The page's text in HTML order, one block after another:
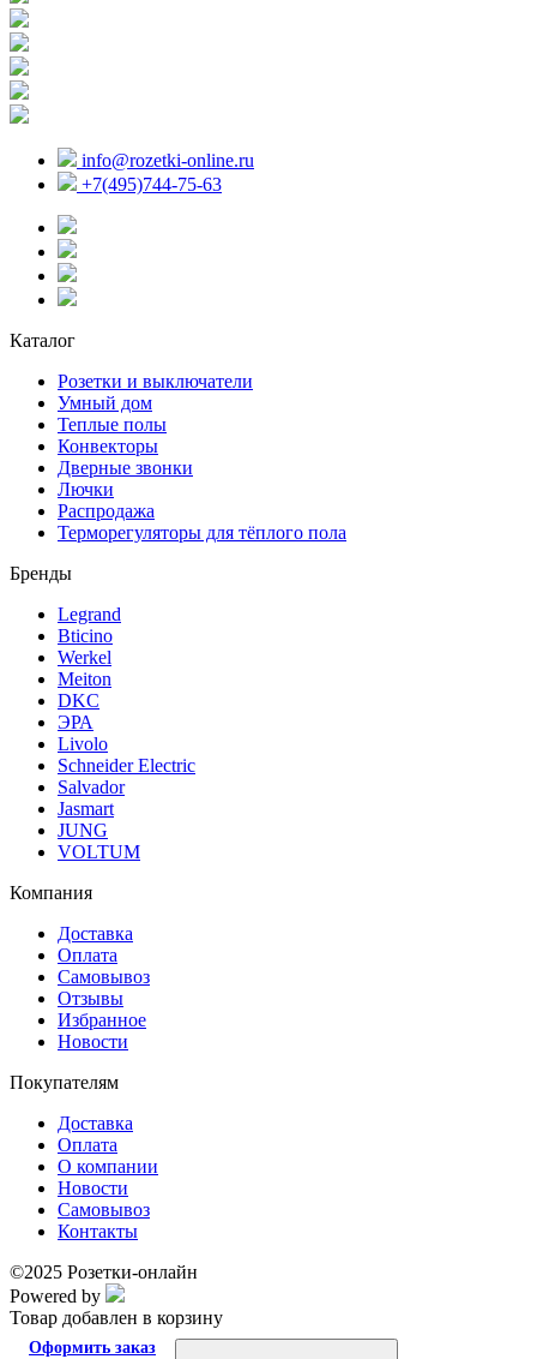
info@rozetki-online.ru
+7(495)744-75-63
Каталог
Розетки и выключатели
Умный дом
Теплые полы
Конвекторы
Дверные звонки
Лючки
Распродажа
Терморегуляторы для тёплого пола
Бренды
Legrand
Bticino
Werkel
Meiton
DKC
ЭРА
Livolo
Schneider Electric
Salvador
Jasmart
JUNG
VOLTUM
Компания
Доставка
Оплата
Самовывоз
Отзывы
Избранное
Новости
Покупателям
Доставка
Оплата
О компании
Новости
Самовывоз
Контакты
©2025 Розетки-онлайн
Powered by
Товар добавлен в корзину
Оформить заказ